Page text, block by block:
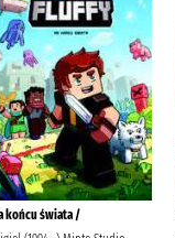
końcu świata /